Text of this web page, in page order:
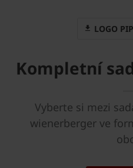
LOGO
Kompletní
Vyberte si mezi
wienerberger ve